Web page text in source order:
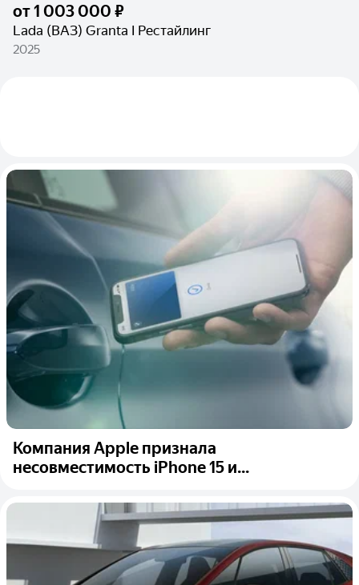
от1 003 000 ₽
Lada (ВАЗ) Granta I Рестайлинг
2025
Компания Apple признала
несовместимость iPhone 15 и...